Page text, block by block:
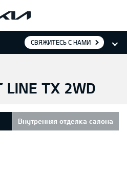
СВЯЖИТЕСЬ С НАМИ
LINE TX 2WD
Внутренняя отделка салона